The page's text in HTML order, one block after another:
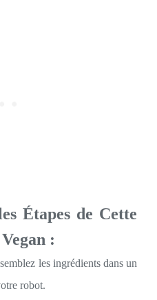
Étapes de Cette
:
les ingrédients dans un
robot.